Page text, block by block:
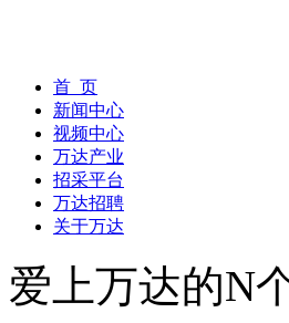
首 页
新闻中心
视频中心
万达产业
招采平台
万达招聘
关于万达
爱上万达的N